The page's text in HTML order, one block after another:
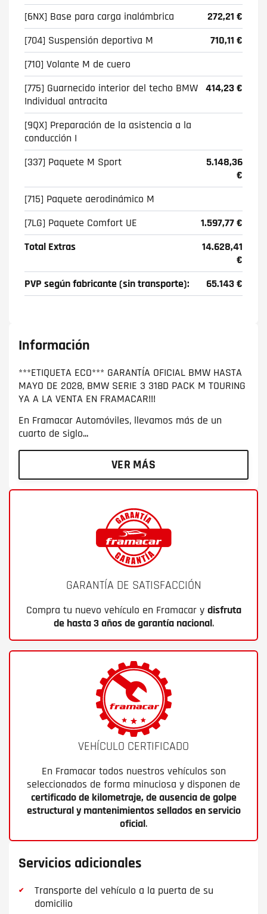
[6NX] Base para carga inalámbrica
272,21 €
[704] Suspensión deportiva M
710,11 €
[710] Volante M de cuero
[775] Guarnecido interior del techo BMW
Individual antracita
414,23 €
[9QX] Preparación de la asistencia a la
conducción I
[337] Paquete M Sport
5.148,36
€
[715] Paquete aerodinámico M
[7LG] Paquete Comfort UE
1.597,77 €
Total Extras
14.628,41
€
PVP según fabricante (sin transporte):
65.143 €
Información
***ETIQUETA ECO*** GARANTÍA OFICIAL BMW HASTA
MAYO DE 2028, BMW SERIE 3 318D PACK M TOURING
YA A LA VENTA EN FRAMACAR!!!
En Framacar Automóviles, llevamos más de un
cuarto de siglo...
VER MÁS
GARANTÍA DE SATISFACCIÓN
Compra tu nuevo vehículo en Framacar y disfruta
de hasta 3 años de garantía nacional.
VEHÍCULO CERTIFICADO
En Framacar todos nuestros vehículos son
seleccionados de forma minuciosa y disponen de
certificado de kilometraje, de ausencia de golpe
estructural y mantenimientos sellados en servicio
oficial.
Servicios adicionales
Transporte del vehículo a la puerta de su
domicilio